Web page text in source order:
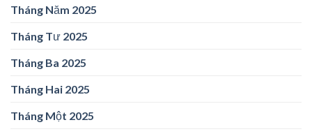
Tháng Năm 2025
Tháng Tư 2025
Tháng Ba 2025
Tháng Hai 2025
Tháng Một 2025